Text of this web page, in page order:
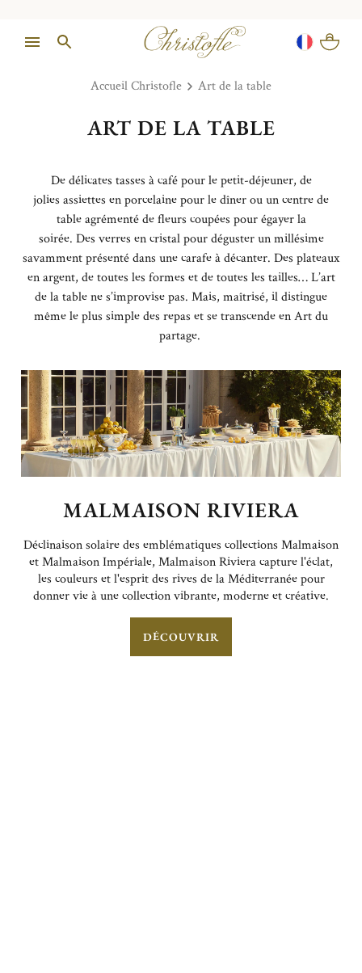
Accueil Christofle Art de la table
ART DE LA TABLE
De délicates tasses à cafépour le petit-déjeuner, de
jolies assiettes en porcelainepour le dîner ou uncentre de
tableagrémenté de fleurs coupées pour égayer la
soirée. Des verres en cristal pourdégusterun millésime
savamment présenté dans unecarafeà décanter. Des plateaux
en argent, de toutes les formes et de toutes les tailles…L’art
de la table ne s’improvise pas. Mais, maîtrisé, il distingue
même le plus simple des repas et se transcende en Art du
partage.
MALMAISON RIVIERA
Déclinaison solaire des emblématiques collections Malmaison
et Malmaison Impériale, Malmaison Riviera capture l'éclat,
les couleurs et l'esprit des rives de la Méditerranée pour
donner vie à une collection vibrante, moderne et créative.
DÉCOUVRIR